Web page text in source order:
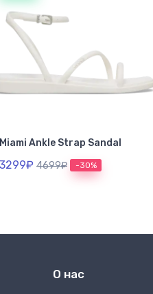
Miami Ankle Strap Sandal
3299₽ 4699₽ -30%
О нас